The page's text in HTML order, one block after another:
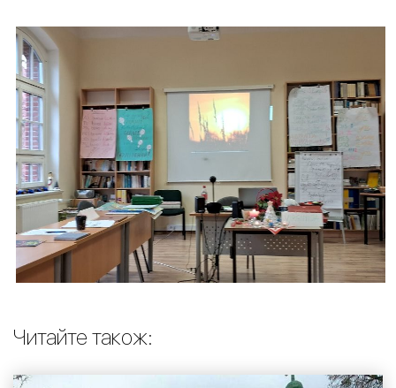
Читайте також: